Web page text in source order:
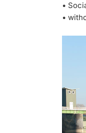
•
•